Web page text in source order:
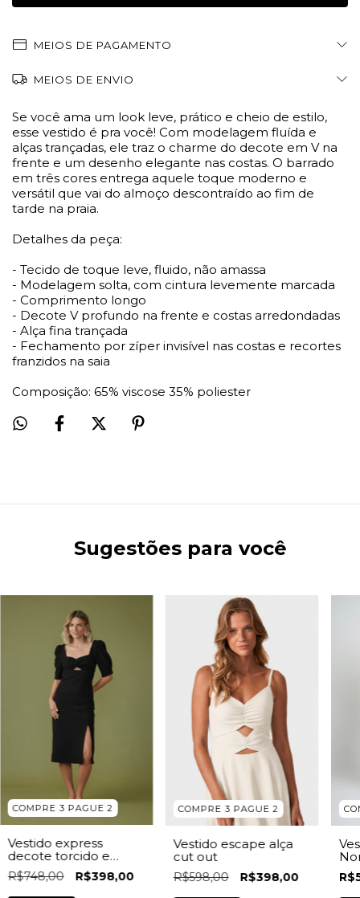
MEIOS DE PAGAMENTO
MEIOS DE ENVIO
Se você ama um look leve, prático e cheio de estilo,
esse vestido é pra você! Com modelagem fluída e
alças trançadas, ele traz o charme do decote em V na
frente e um desenho elegante nas costas. O barrado
em três cores entrega aquele toque moderno e
versátil que vai do almoço descontraído ao fim de
tarde na praia.
Detalhes da peça:
- Tecido de toque leve, fluido, não amassa
- Modelagem solta, com cintura levemente marcada
- Comprimento longo
- Decote V profundo na frente e costas arredondadas
- Alça fina trançada
- Fechamento por zíper invisível nas costas e recortes
franzidos na saia
Composição: 65% viscose 35% poliester
Sugestões para você
COMPRE 3 PAGUE 2
Vestido express
decote torcido e
fenda
R$748,00 R$398,00
COMPRE 3 PAGUE 2
Vestido escape alça
cut out
R$598,00 R$398,00